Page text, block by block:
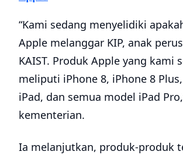
“Kami sedang menyelidiki
Apple melanggar KIP, anak
KAIST. Produk Apple yang kami
meliputi iPhone 8, iPhone 8
iPad, dan semua model iPad
kementerian.
Ia melanjutkan, produk-produk